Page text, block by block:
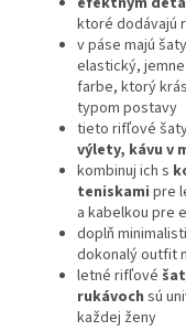
ktoré dodávajú
v páse majú šaty
elastický,
farbe, ktorý
typom postavy
tieto rifľové
výlety, kávu v
kombinuj ich s
teniskami pre
a kabelkou pre
doplň
dokonalý outfit
letné rifľové
rukávoch sú
každej ženy